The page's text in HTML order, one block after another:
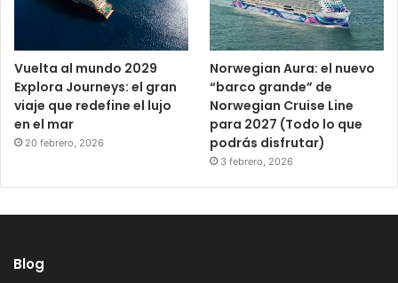
Vuelta al mundo 2029
Explora Journeys: el gran
viaje que redefine el lujo
en el mar
20 febrero, 2026
Norwegian Aura: el nuevo
“barco grande” de
Norwegian Cruise Line
para 2027 (Todo lo que
podrás disfrutar)
3 febrero, 2026
Blog